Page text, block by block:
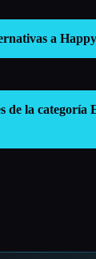
a
de la categoría